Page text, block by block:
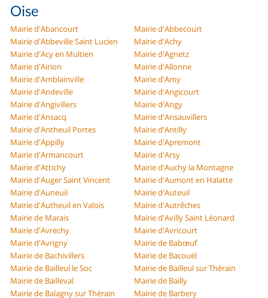
Oise
Mairie d'Abancourt
Mairie d'Abbecourt
Mairie d'Abbeville Saint Lucien
Mairie d'Achy
Mairie d'Acy en Multien
Mairie d'Agnetz
Mairie d'Airion
Mairie d'Allonne
Mairie d'Amblainville
Mairie d'Amy
Mairie d'Andeville
Mairie d'Angicourt
Mairie d'Angivillers
Mairie d'Angy
Mairie d'Ansacq
Mairie d'Ansauvillers
Mairie d'Antheuil Portes
Mairie d'Antilly
Mairie d'Appilly
Mairie d'Apremont
Mairie d'Armancourt
Mairie d'Arsy
Mairie d'Attichy
Mairie d'Auchy la Montagne
Mairie d'Auger Saint Vincent
Mairie d'Aumont en Halatte
Mairie d'Auneuil
Mairie d'Auteuil
Mairie d'Autheuil en Valois
Mairie d'Autrêches
Mairie de Marais
Mairie d'Avilly Saint Léonard
Mairie d'Avrechy
Mairie d'Avricourt
Mairie d'Avrigny
Mairie de Babœuf
Mairie de Bachivillers
Mairie de Bacouël
Mairie de Bailleul le Soc
Mairie de Bailleul sur Thérain
Mairie de Bailleval
Mairie de Bailly
Mairie de Balagny sur Thérain
Mairie de Barbery